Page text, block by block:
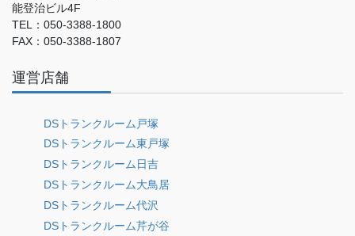
能登治ビル4F
TEL：050-3388-1800
FAX：050-3388-1807
運営店舗
DSトランクルーム戸塚
DSトランクルーム東戸塚
DSトランクルーム日吉
DSトランクルーム大鳥居
DSトランクルーム代沢
DSトランクルーム芹が谷